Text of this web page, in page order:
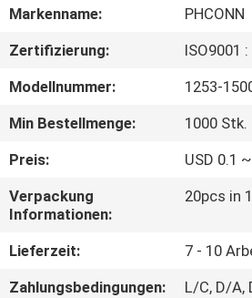
AUSFLUG
TRETEN
SIE
MIT
UNS
Markenname:
PHCONN
Zertifizierung:
ISO9001 :
Modellnummer:
1253-
Min Bestellmenge:
1000 Stk.
Preis:
USD 0.1
Verpackung
Informationen:
20pcs in
Lieferzeit:
7 - 10
Zahlungsbedingungen:
L/C, D/A,